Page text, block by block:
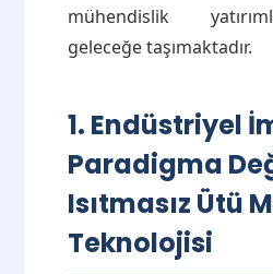
mühendislik
geleceğe taşımaktadır.
1. Endüstriyel
Paradigma
Isıtmasız Ütü
Teknolojisi